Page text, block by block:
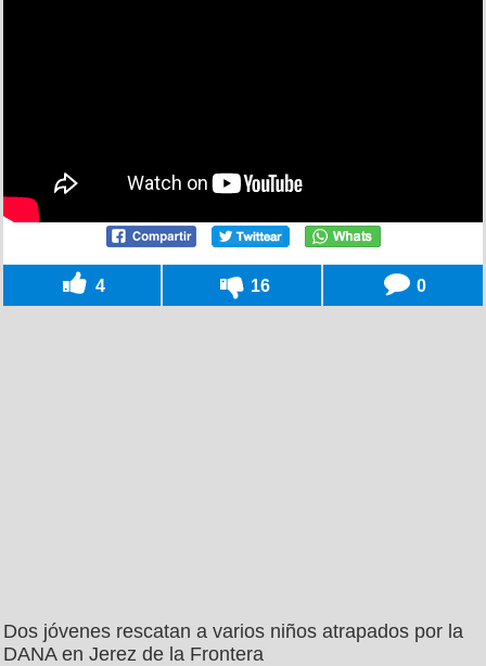
4 16 0
Dos jóvenes rescatan a varios niños atrapados por la
DANA en Jerez de la Frontera